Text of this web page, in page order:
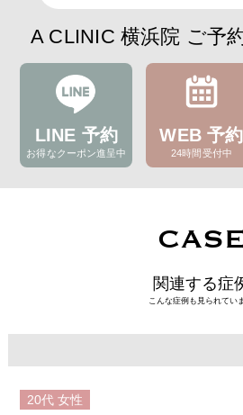
A CLINIC 横浜院 ご予
LINE 予約
お得なクーポン進呈中
WEB 予約
24時間受付中
CASE
関連する症
こんな症例も見られてい
20代 女性